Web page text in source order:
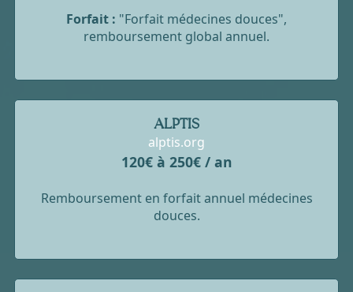
Forfait : "Forfait médecines douces",
remboursement global annuel.
ALPTIS
alptis.org
120€ à 250€ / an
Remboursement en forfait annuel médecines
douces.